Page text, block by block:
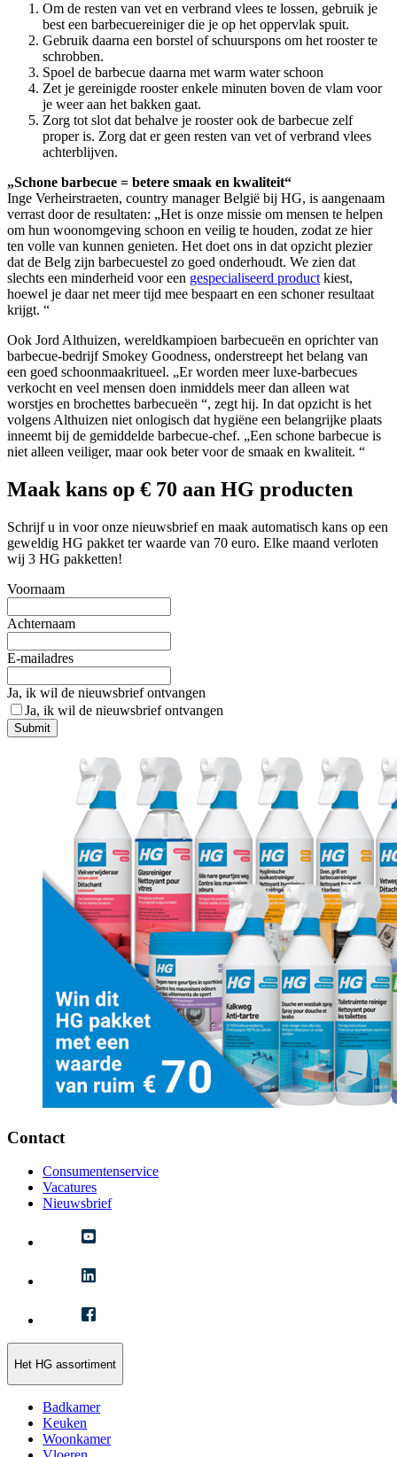
Om de resten van vet en verbrand vlees te lossen, gebruik je
best een barbecuereiniger die je op het oppervlak spuit.
Gebruik daarna een borstel of schuurspons om het rooster te
schrobben.
Spoel de barbecue daarna met warm water schoon
Zet je gereinigde rooster enkele minuten boven de vlam voor
je weer aan het bakken gaat.
Zorg tot slot dat behalve je rooster ook de barbecue zelf
proper is. Zorg dat er geen resten van vet of verbrand vlees
achterblijven.
„Schone barbecue = betere smaak en kwaliteit“
Inge Verheirstraeten, country manager België bij HG, is aangenaam
verrast door de resultaten: „Het is onze missie om mensen te helpen
om hun woonomgeving schoon en veilig te houden, zodat ze hier
ten volle van kunnen genieten. Het doet ons in dat opzicht plezier
dat de Belg zijn barbecuestel zo goed onderhoudt. We zien dat
slechts een minderheid voor een gespecialiseerd product kiest,
hoewel je daar net meer tijd mee bespaart en een schoner resultaat
krijgt. “
Ook Jord Althuizen, wereldkampioen barbecueën en oprichter van
barbecue-bedrijf Smokey Goodness, onderstreept het belang van
een goed schoonmaakritueel. „Er worden meer luxe-barbecues
verkocht en veel mensen doen inmiddels meer dan alleen wat
worstjes en brochettes barbecueën “, zegt hij. In dat opzicht is het
volgens Althuizen niet onlogisch dat hygiëne een belangrijke plaats
inneemt bij de gemiddelde barbecue-chef. „Een schone barbecue is
niet alleen veiliger, maar ook beter voor de smaak en kwaliteit. “
Maak kans op € 70 aan HG producten
Schrijf u in voor onze nieuwsbrief en maak automatisch kans op een
geweldig HG pakket ter waarde van 70 euro. Elke maand verloten
wij 3 HG pakketten!
Voornaam
Achternaam
E-mailadres
Ja, ik wil de nieuwsbrief ontvangen
Ja, ik wil de nieuwsbrief ontvangen
Submit
Contact
Consumentenservice
Vacatures
Nieuwsbrief
Het HG assortiment
Badkamer
Keuken
Woonkamer